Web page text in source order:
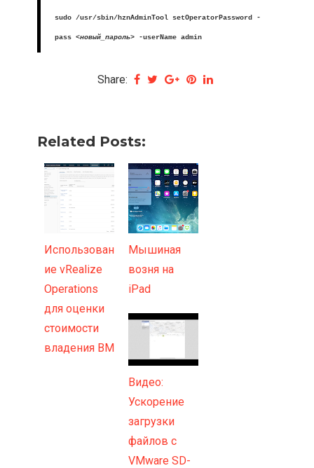
sudo /usr/sbin/hznAdminTool setOperatorPassword -
pass<новый_пароль> -userName admin
Share:
Related Posts:
Использован
ие vRealize
Operations
для оценки
стоимости
владения ВМ
Мышиная
возня на
iPad
Видео:
Ускорение
загрузки
файлов с
VMware SD-